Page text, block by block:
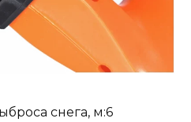
снега, м:6